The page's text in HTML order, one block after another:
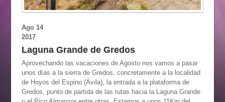
Ago 14
2017
Laguna Grande de Gredos
Aprovechando las vacaciones de Agosto nos vamos a pasar
unos días a la sierra de Gredos, concretamente a la localidad
de Hoyos del Espino (Ávila), la entrada a la plataforma de
Gredos, punto de partida de las rutas hacia la Laguna Grande